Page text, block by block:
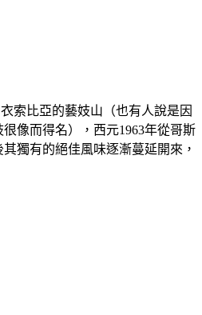
索比亞的藝妓山（也有人說是因
像而得名），西元1963年從哥斯
獨有的絕佳風味逐漸蔓延開來，